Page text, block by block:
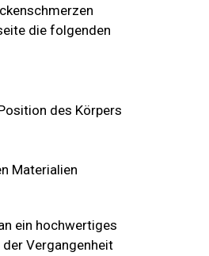
die folgenden
des Körpers
Materialien
ein hochwertiges
Vergangenheit